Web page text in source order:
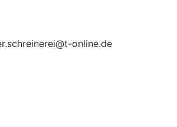
online.de